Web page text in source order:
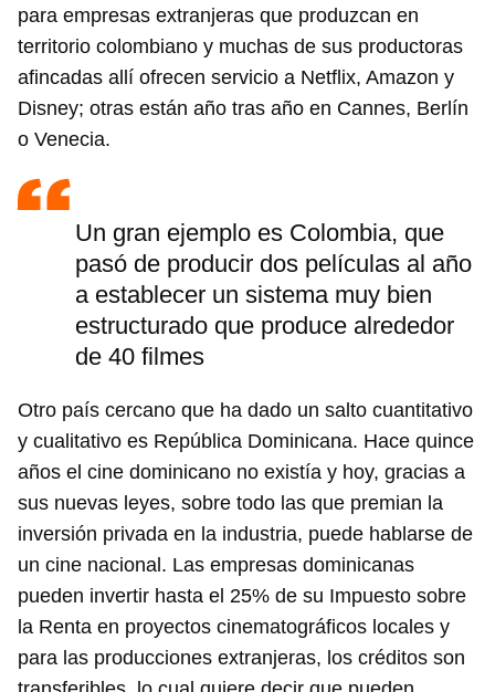
para empresas extranjeras que produzcan en
territorio colombiano y muchas de sus productoras
afincadas allí ofrecen servicio a Netflix, Amazon y
Disney; otras están año tras año en Cannes, Berlín
o Venecia.
Un gran ejemplo es Colombia, que
pasó de producir dos películas al año
a establecer un sistema muy bien
estructurado que produce alrededor
de 40 filmes
Otro país cercano que ha dado un salto cuantitativo
y cualitativo es República Dominicana. Hace quince
años el cine dominicano no existía y hoy, gracias a
sus nuevas leyes, sobre todo las que premian la
inversión privada en la industria, puede hablarse de
un cine nacional. Las empresas dominicanas
pueden invertir hasta el 25% de su Impuesto sobre
la Renta en proyectos cinematográficos locales y
para las producciones extranjeras, los créditos son